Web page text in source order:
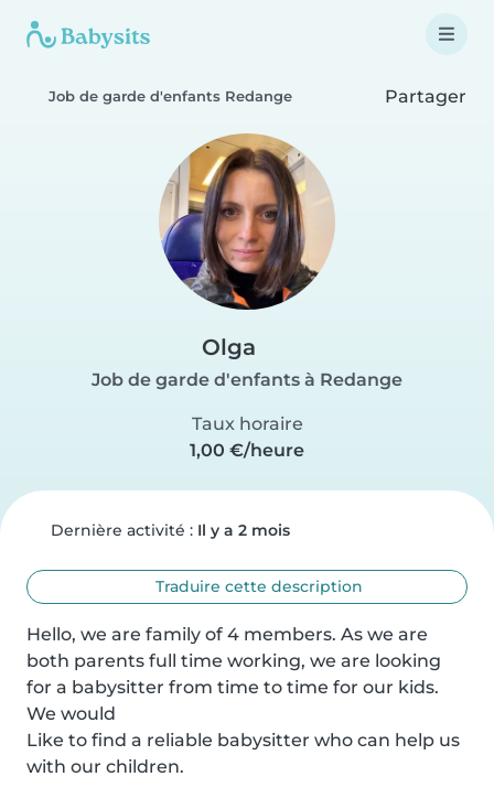
Job de garde d'enfants Redange Partager
Olga
Job de garde d'enfants à Redange
Taux horaire
1,00 €/heure
Dernière activité : Il y a 2 mois
Traduire cette description
Hello, we are family of 4 members. As we are
both parents full time working, we are looking
for a babysitter from time to time for our kids.
We would
Like to find a reliable babysitter who can help us
with our children.